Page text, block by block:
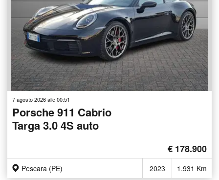
7 agosto 2026 alle 00:51
Porsche 911 Cabrio
Targa 3.0 4S auto
€ 178.900
Pescara (PE) 2023 1.931 Km